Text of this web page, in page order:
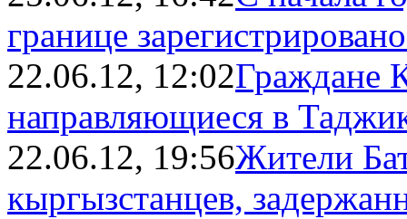
границе
22.06.12, 12:02Граждане
направляющиеся в
22.06.12, 19:56Жители
кыргызстанцев,